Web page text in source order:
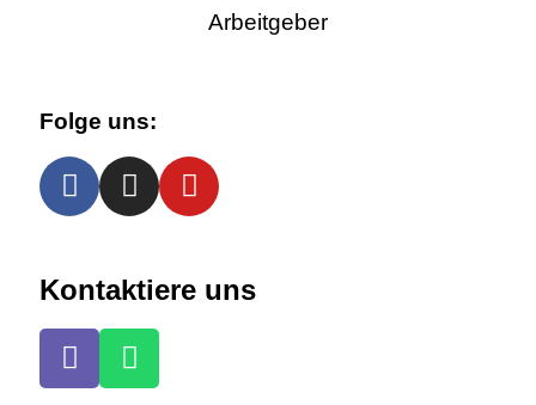
Arbeitgeber
Folge uns:
Kontaktiere uns